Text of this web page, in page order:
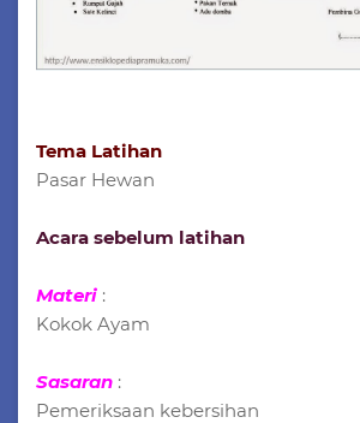
Tema Latihan
Pasar Hewan
Acara sebelum latihan
Materi :
Kokok Ayam
Sasaran :
Pemeriksaan kebersihan